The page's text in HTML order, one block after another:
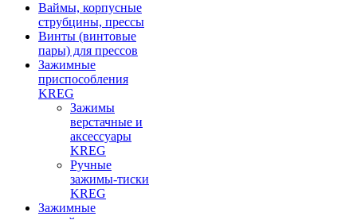
Ваймы, корпусные
струбцины, прессы
Винты (винтовые
пары) для прессов
Зажимные
приспособления
KREG
Зажимы
верстачные и
аксессуары
KREG
Ручные
зажимы-тиски
KREG
Зажимные